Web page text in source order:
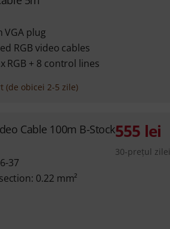
VGA plug
RGB video cables
RGB + 8 control lines
(de obicei 2-5 zile)
Cable 100m B-Stock
37
0.22 mm²
555 lei
30-prețul zilei